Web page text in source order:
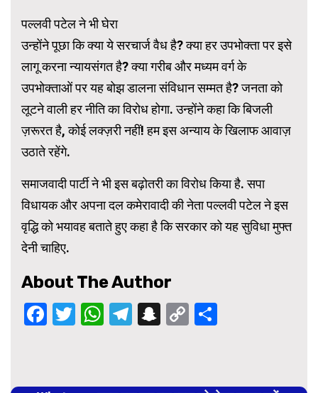
पल्लवी पटेल ने भी घेरा
उन्होंने पूछा कि क्या ये सरचार्ज वैध है? क्या हर उपभोक्ता पर इसे
लागू करना न्यायसंगत है? क्या गरीब और मध्यम वर्ग के
उपभोक्ताओं पर यह बोझ डालना संविधान सम्मत है? जनता को
लूटने वाली हर नीति का विरोध होगा. उन्होंने कहा कि बिजली
ज़रूरत है, कोई लक्ज़री नहीं! हम इस अन्याय के खिलाफ आवाज़
उठाते रहेंगे.
समाजवादी पार्टी ने भी इस बढ़ोतरी का विरोध किया है. सपा
विधायक और अपना दल कमेरावादी की नेता पल्लवी पटेल ने इस
वृद्धि को भयावह बताते हुए कहा है कि सरकार को यह सुविधा मुफ्त
देनी चाहिए.
About The Author
Facebook
Twitter
WhatsApp
Telegram
Snapchat
Copy
Reading